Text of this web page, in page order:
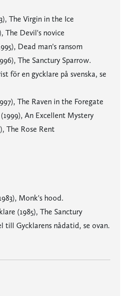
The Virgin in the Ice
The Devil's novice
Dead man's ransom
The Sanctury Sparrow.
för en gycklare på svenska, se
The Raven in the Foregate
An Excellent Mystery
The Rose Rent
Monk's hood.
(1985), The Sanctury
till Gycklarens nådatid, se ovan.